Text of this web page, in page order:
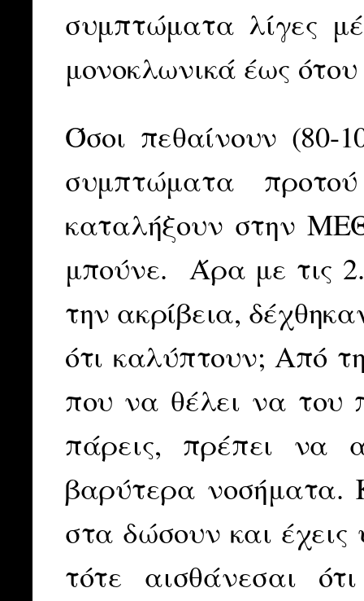
συμπτώματα λίγες
μονοκλωνικά έως
Όσοι πεθαίνουν (80-
συμπτώματα
καταλήξουν στην
μπούνε. Άρα με τις
την ακρίβεια,
ότι καλύπτουν; Από
που να θέλει να του
πάρεις, πρέπει να
βαρύτερα νοσήματα.
στα δώσουν και
τότε αισθάνεσαι